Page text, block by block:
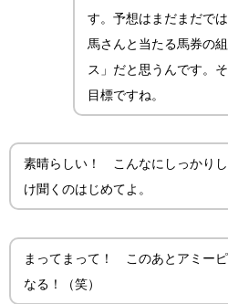
す。予想はまだまだで
馬さんと当たる馬券の
ス」だと思うんです。
目標ですね。
素晴らしい！ こんなにしっかり
け聞くのはじめてよ。
まってまって！ このあとアミーピ
なる！（笑）